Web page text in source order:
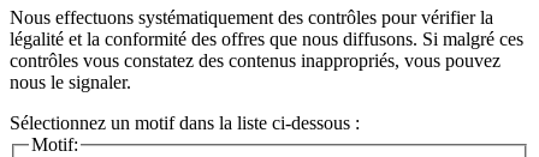
Nous effectuons systématiquement des contrôles pour vérifier la
légalité et la conformité des offres que nous diffusons. Si malgré ces
contrôles vous constatez des contenus inappropriés, vous pouvez
nous le signaler.
Sélectionnez un motif dans la liste ci-dessous :
Motif: